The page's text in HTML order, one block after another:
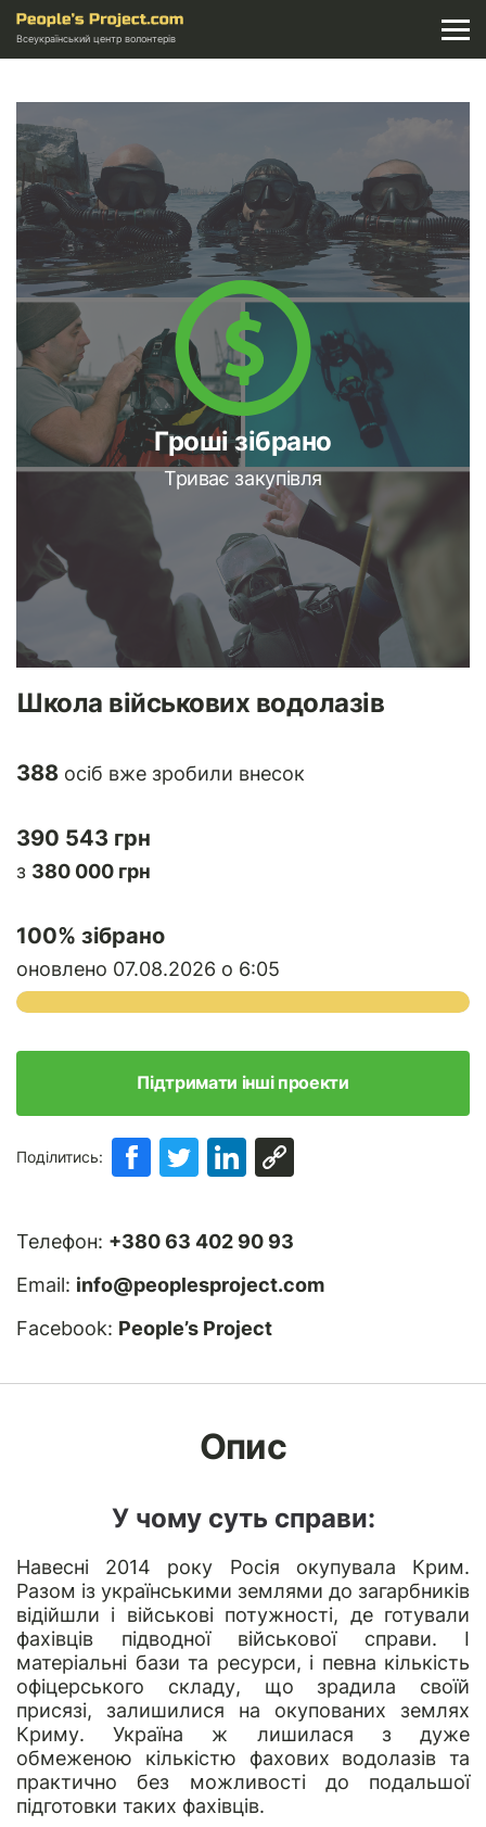
Всеукраїнський центр волонтерів
Гроші зібрано
Триває закупівля
Школа військових водолазів
388 осіб вже зробили внесок
390 543 грн
з 380 000 грн
100% зібрано
оновлено 07.08.2026 о 6:05
Підтримати інші проекти
Поділитись:
Телефон: +380 63 402 90 93
Email: info@peoplesproject.com
Facebook: People’s Project
Опис
У чому суть справи:
Навесні 2014 року Росія окупувала Крим.
Разом із українськими землями до загарбників
відійшли і військові потужності, де готували
фахівців підводної військової справи. І
матеріальні бази та ресурси, і певна кількість
офіцерського складу, що зрадила своїй
присязі, залишилися на окупованих землях
Криму. Україна ж лишилася з дуже
обмеженою кількістю фахових водолазів та
практично без можливості до подальшої
підготовки таких фахівців.